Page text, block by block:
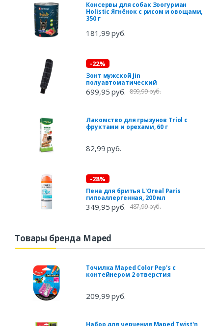
Консервы для собак Зоогурман
Holistic Ягнёнок с рисом и овощами,
350 г
181,99 руб.
-22%
Зонт мужской Jin
полуавтоматический
699,95 руб. 899,99 руб.
Лакомство для грызунов Triol с
фруктами и орехами, 60 г
82,99 руб.
-28%
Пена для бритья L'Oreal Paris
гипоаллергенная, 200 мл
349,95 руб. 487,99 руб.
Товары бренда Maped
Точилка Maped Color Pep's с
контейнером 2 отверстия
209,99 руб.
Набор для черчения Maped Twist'n